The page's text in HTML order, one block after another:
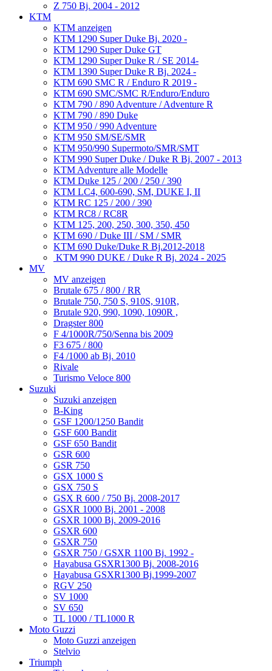
Z 750 Bj. 2004 - 2012
KTM
KTM anzeigen
KTM 1290 Super Duke Bj. 2020 -
KTM 1290 Super Duke GT
KTM 1290 Super Duke R / SE 2014-
KTM 1390 Super Duke R Bj. 2024 -
KTM 690 SMC R / Enduro R 2019 -
KTM 690 SMC/SMC R/Enduro/Enduro
KTM 790 / 890 Adventure / Adventure R
KTM 790 / 890 Duke
KTM 950 / 990 Adventure
KTM 950 SM/SE/SMR
KTM 950/990 Supermoto/SMR/SMT
KTM 990 Super Duke / Duke R Bj. 2007 - 2013
KTM Adventure alle Modelle
KTM Duke 125 / 200 / 250 / 390
KTM LC4, 600-690, SM, DUKE I, II
KTM RC 125 / 200 / 390
KTM RC8 / RC8R
KTM 125, 200, 250, 300, 350, 450
KTM 690 / Duke III / SM / SMR
KTM 690 Duke/Duke R Bj.2012-2018
KTM 990 DUKE / Duke R Bj. 2024 - 2025
MV
MV anzeigen
Brutale 675 / 800 / RR
Brutale 750, 750 S, 910S, 910R,
Brutale 920, 990, 1090, 1090R ,
Dragster 800
F 4/1000R/750/Senna bis 2009
F3 675 / 800
F4 /1000 ab Bj. 2010
Rivale
Turismo Veloce 800
Suzuki
Suzuki anzeigen
B-King
GSF 1200/1250 Bandit
GSF 600 Bandit
GSF 650 Bandit
GSR 600
GSR 750
GSX 1000 S
GSX 750 S
GSX R 600 / 750 Bj. 2008-2017
GSXR 1000 Bj. 2001 - 2008
GSXR 1000 Bj. 2009-2016
GSXR 600
GSXR 750
GSXR 750 / GSXR 1100 Bj. 1992 -
Hayabusa GSXR1300 Bj. 2008-2016
Hayabusa GSXR1300 Bj.1999-2007
RGV 250
SV 1000
SV 650
TL 1000 / TL1000 R
Moto Guzzi
Moto Guzzi anzeigen
Stelvio
Triumph